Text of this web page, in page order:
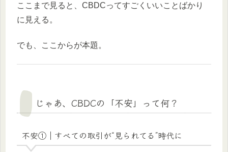
ここまで見ると、CBDCってすごくいいことばかり
に見える。
でも、ここからが本題。
じゃあ、CBDCの「不安」って何？
不安①｜すべての取引が“見られてる”時代に